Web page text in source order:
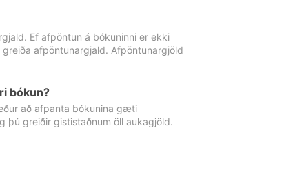
Ef afpöntun á bókuninni er ekki
afpöntunargjald. Afpöntunargjöld
bókun?
að afpanta bókunina gæti
þú greiðir gististaðnum öll aukagjöld.